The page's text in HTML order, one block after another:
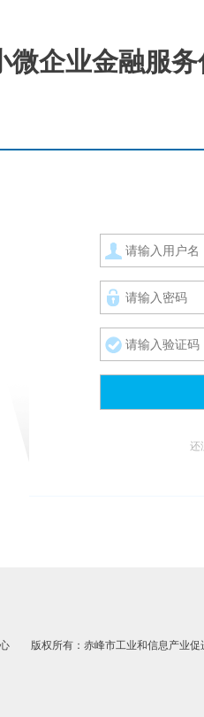
微企业金融服
还
心 版权所有：赤峰市工业和信息产业促